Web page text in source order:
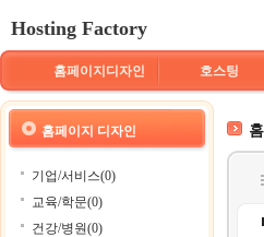
Hosting Factory
홈페이지디자인 호스팅
홈페이지 디자인
기업/서비스(0)
교육/학문(0)
건강/병원(0)